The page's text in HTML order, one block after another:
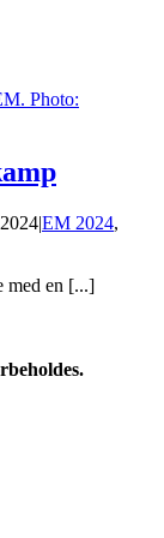
|EM 2024,
med en [...]